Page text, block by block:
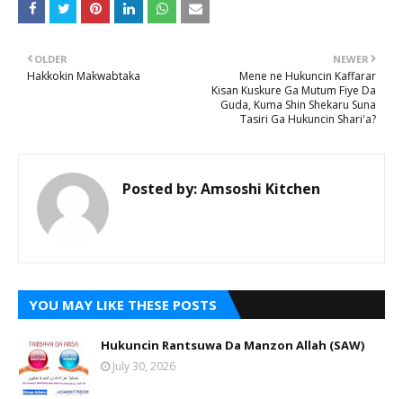
NEWER
Mene ne Hukuncin Kaffarar
Kisan Kuskure Ga Mutum Fiye Da
Guda, Kuma Shin Shekaru Suna
Tasiri Ga Hukuncin Shari'a?
OLDER
Hakkokin Makwabtaka
Posted by:Amsoshi Kitchen
YOU MAY LIKE THESE POSTS
Hukuncin Rantsuwa Da Manzon Allah (SAW)
July 30, 2026